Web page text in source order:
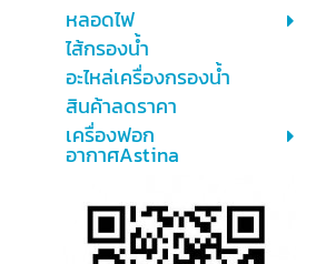
หลอดไฟ
ไส้กรองน้ำ
อะไหล่เครื่องกรองน้ำ
สินค้าลดราคา
เครื่องฟอก
อากาศAstina